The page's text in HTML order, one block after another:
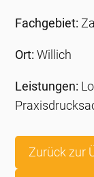
Fachgebiet:
Ort: Willich
Leistungen:
Zurück zur